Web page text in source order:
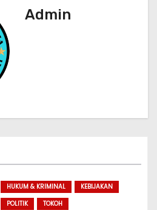
Admin
HUKUM & KRIMINAL
KEBIJAKAN
POLITIK
TOKOH